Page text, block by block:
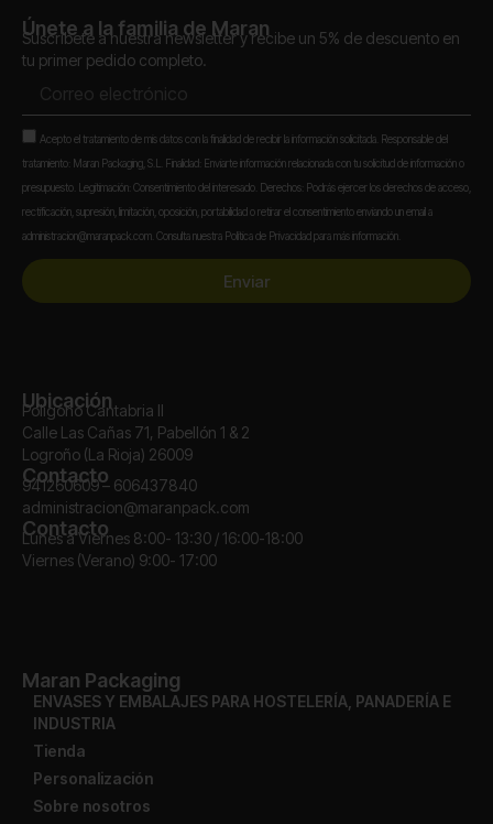
Únete a la familia de Maran
Suscríbete a nuestra newsletter y recibe un 5% de descuento en
tu primer pedido completo.
electrónico
Aceptación
Acepto el tratamiento de mis datos con la finalidad de recibir la información solicitada. Responsable del
tratamiento: Maran Packaging, S.L. Finalidad: Enviarte información relacionada con tu solicitud de información o
presupuesto. Legitimación: Consentimiento del interesado. Derechos: Podrás ejercer los derechos de acceso,
rectificación, supresión, limitación, oposición, portabilidad o retirar el consentimiento enviando un email a
administracion@maranpack.com. Consulta nuestra Política de Privacidad para más información.
Enviar
Ubicación
Polígono Cantabria II
Calle Las Cañas 71, Pabellón 1 & 2
Logroño (La Rioja) 26009
Contacto
941260609 – 606437840
administracion@maranpack.com
Contacto
Lunes a Viernes 8:00- 13:30 / 16:00-18:00
Viernes (Verano) 9:00- 17:00
Maran Packaging
ENVASES Y EMBALAJES PARA HOSTELERÍA, PANADERÍA E
INDUSTRIA
Tienda
Personalización
Sobre nosotros